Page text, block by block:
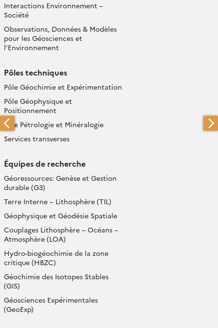
Interactions Environnement –
Société
Observations, Données & Modèles
pour les Géosciences et
l’Environnement
Pôles techniques
Pôle Géochimie et Expérimentation
Pôle Géophysique et
Positionnement
Pôle Pétrologie et Minéralogie
Services transverses
Équipes de recherche
Géoressources: Genèse et Gestion
durable (G3)
Terre Interne – Lithosphère (TIL)
Géophysique et Géodésie Spatiale
Couplages Lithosphère – Océans –
Atmosphère (LOA)
Hydro-biogéochimie de la zone
critique (HBZC)
Géochimie des Isotopes Stables
(GIS)
Géosciences Expérimentales
(GeoExp)